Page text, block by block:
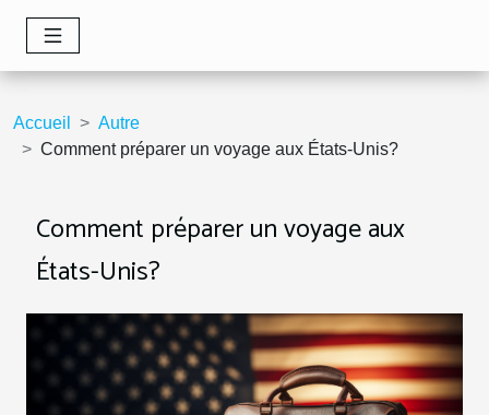
Accueil
Autre
Comment préparer un voyage aux États-Unis?
Comment préparer un voyage aux
États-Unis?